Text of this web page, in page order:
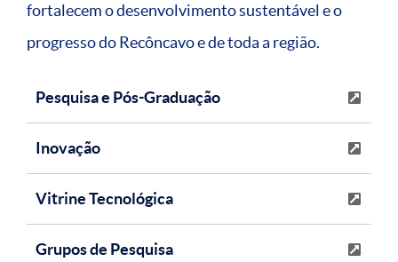
fortalecem o desenvolvimento sustentável e o
progresso do Recôncavo e de toda a região.
Pesquisa e Pós-Graduação
Inovação
Vitrine Tecnológica
Grupos de Pesquisa